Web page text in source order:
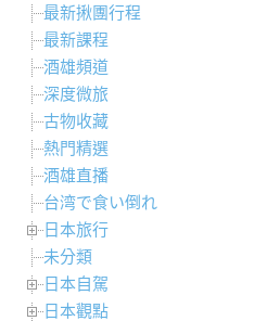
最新揪團行程
最新課程
酒雄頻道
深度微旅
古物收藏
熱門精選
酒雄直播
台湾で食い倒れ
日本旅行
未分類
日本自駕
日本觀點